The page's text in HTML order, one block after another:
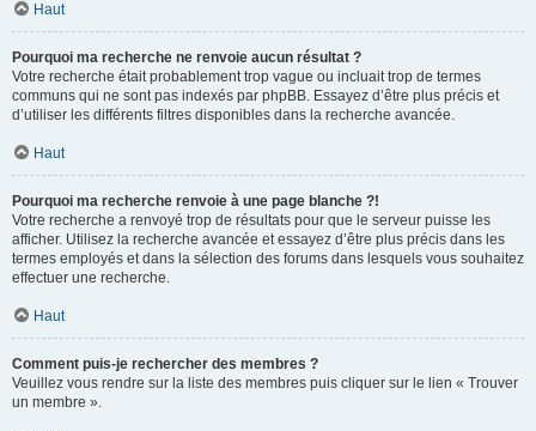
Haut
Pourquoi ma recherche ne renvoie aucun résultat ?
Votre recherche était probablement trop vague ou incluait trop de termes
communs qui ne sont pas indexés par phpBB. Essayez d’être plus précis et
d’utiliser les différents filtres disponibles dans la recherche avancée.
Haut
Pourquoi ma recherche renvoie à une page blanche ?!
Votre recherche a renvoyé trop de résultats pour que le serveur puisse les
afficher. Utilisez la recherche avancée et essayez d’être plus précis dans les
termes employés et dans la sélection des forums dans lesquels vous souhaitez
effectuer une recherche.
Haut
Comment puis-je rechercher des membres ?
Veuillez vous rendre sur la liste des membres puis cliquer sur le lien « Trouver
un membre ».